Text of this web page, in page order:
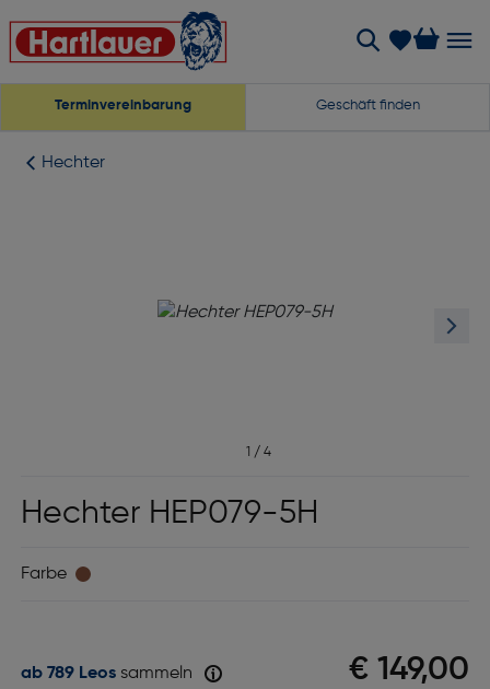
Terminvereinbarung Geschäft finden
Hechter
1 / 4
Hechter HEP079-5H
Farbe
€ 149,00
ab 789 Leossammeln